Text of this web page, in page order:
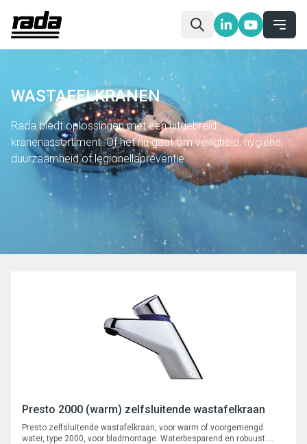
WASTAFELKRANEN
Rada biedt oplossingen met een uitgebreid
kranenassortiment. Of het nu gaat om veiligheid, hygiëne,
duurzaamheid of legionellapreventie.
Presto 2000 (warm) zelfsluitende wastafelkraan
Presto zelfsluitende wastafelkraan, voor warm of voorgemengd
water, type 2000, voor bladmontage. Waterbesparend en robuust.